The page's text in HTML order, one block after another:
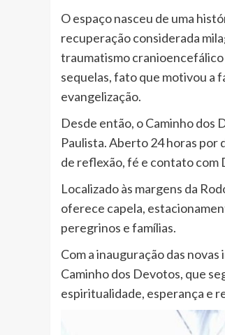
O espaço nasceu de uma
recuperação considerada
traumatismo cranioencefálico
sequelas, fato que motivou a
evangelização.
Desde então, o Caminho dos
Paulista. Aberto 24 horas por
de reflexão, fé e contato com
Localizado às margens da
oferece capela,
peregrinos e famílias.
Com a inauguração das
Caminho dos Devotos, que
espiritualidade, esperança e